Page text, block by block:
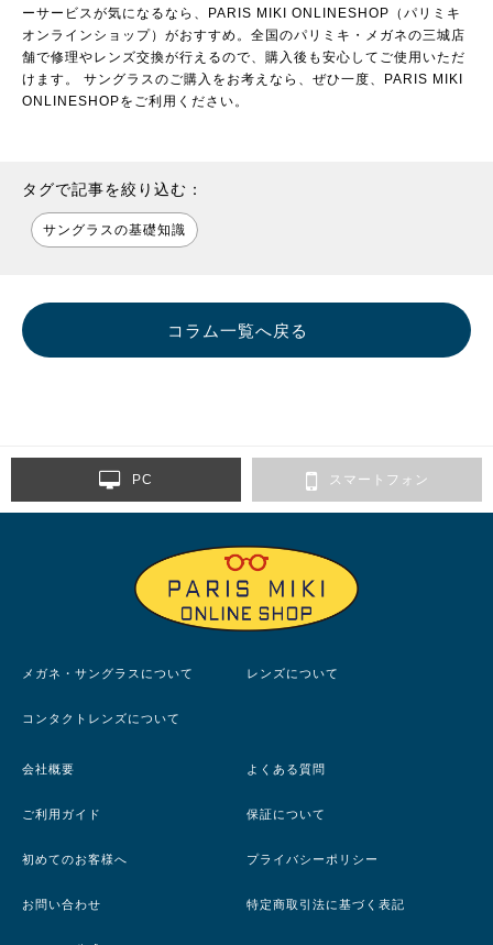
ーサービスが気になるなら、 PARIS MIKI ONLINESHOP（パリミキ
オンラインショップ） がおすすめ。全国のパリミキ・メガネの三城店
舗で修理やレンズ交換が行えるので、購入後も安心してご使用いただ
けます。 サングラスのご購入をお考えなら、ぜひ一度、PARIS MIKI
ONLINESHOPをご利用ください。
タグで記事を絞り込む：
サングラスの基礎知識
コラム一覧へ戻る
PC スマートフォン
メガネ・サングラスについて レンズについて
コンタクトレンズについて
会社概要 よくある質問
ご利用ガイド 保証について
初めてのお客様へ プライバシーポリシー
お問い合わせ 特定商取引法に基づく表記